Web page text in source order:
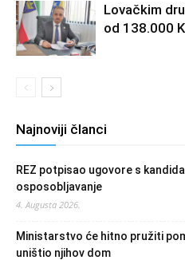
Lovačkim
od 138.000
Najnoviji članci
REZ potpisao ugovore s
osposobljavanje
4. Augusta 2026.
Ministarstvo će hitno pružiti
uništio njihov dom